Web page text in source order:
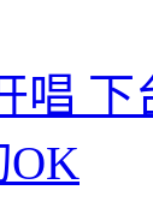
唱
OK